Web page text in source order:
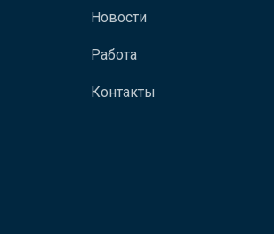
Новости
Работа
Контакты